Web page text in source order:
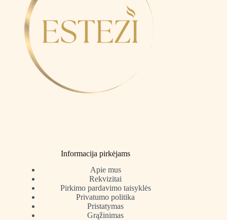
Informacija pirkėjams
Apie mus
Rekvizitai
Pirkimo pardavimo taisyklės
Privatumo politika
Pristatymas
Grąžinimas